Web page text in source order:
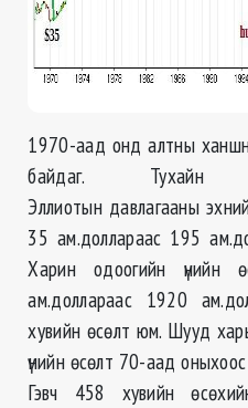
1970-аад онд алтны
байдаг. Тухайн
Эллиотын давлагааны
35 ам.доллараас 195
Харин одоогийн үнийн
ам.доллараас 1920
хувийн өсөлт юм. Шууд
үнийн өсөлт 70-аад
Гэвч 458 хувийн